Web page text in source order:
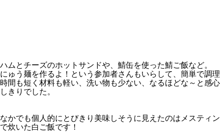
ハムとチーズのホットサンドや、鯖缶を使った鯖ご飯など。
にゅう麺を作るよ！という参加者さんもいらして、簡単で調理
時間も短く材料も軽い、洗い物も少ない、なるほどな～と感心
しきりでした。
なかでも個人的にとびきり美味しそうに見えたのはメスティン
で炊いた白ご飯です！